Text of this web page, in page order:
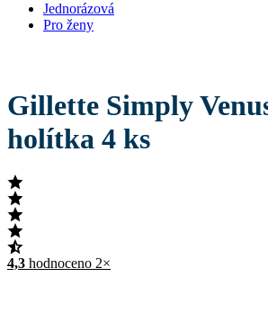
Jednorázová
Pro ženy
Gillette Simply
holítka 4 ks
4,3 hodnoceno 2×